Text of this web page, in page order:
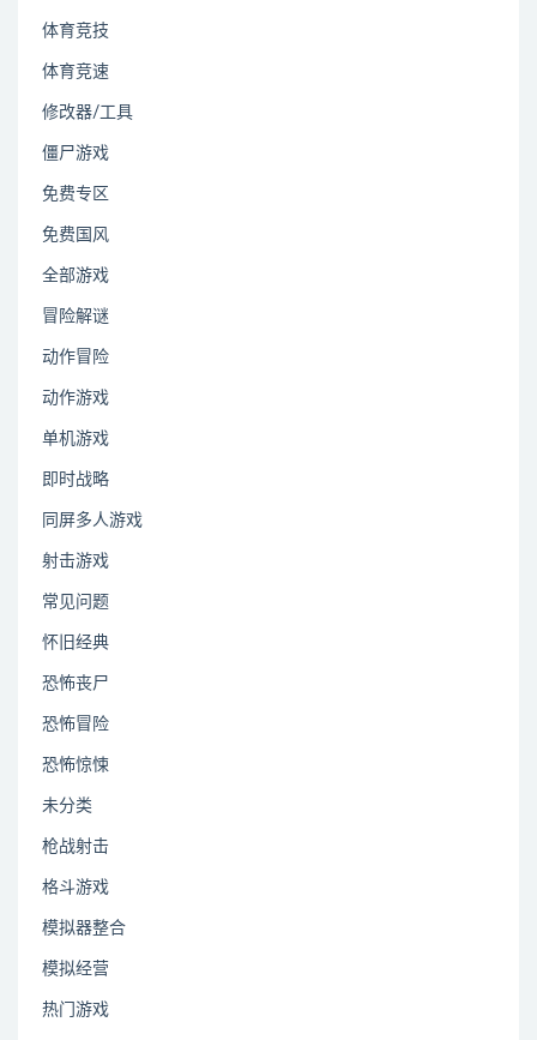
体育竞技
体育竞速
修改器/工具
僵尸游戏
免费专区
免费国风
全部游戏
冒险解谜
动作冒险
动作游戏
单机游戏
即时战略
同屏多人游戏
射击游戏
常见问题
怀旧经典
恐怖丧尸
恐怖冒险
恐怖惊悚
未分类
枪战射击
格斗游戏
模拟器整合
模拟经营
热门游戏